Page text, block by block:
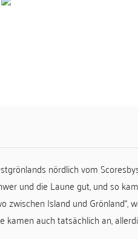
nördlich vom
und die Laune gut, und so
zwischen Island und
kamen auch tatsächlich an,